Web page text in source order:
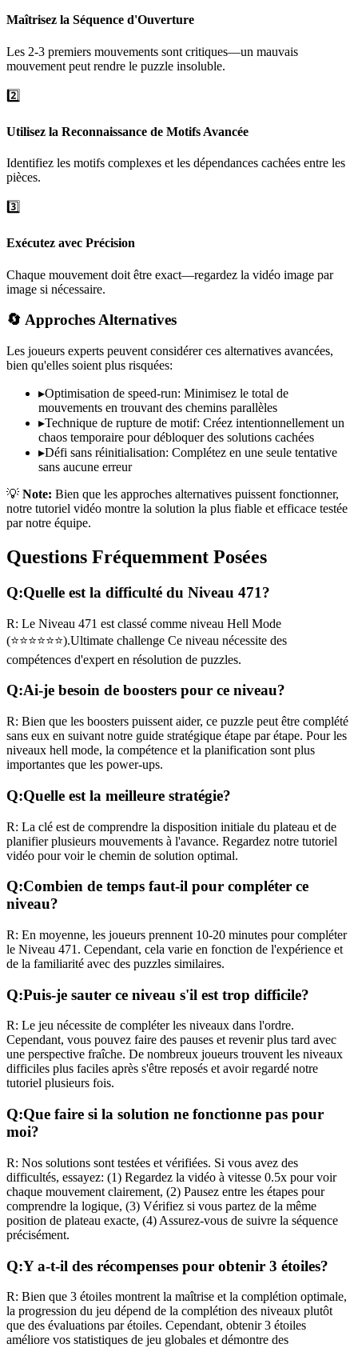
Maîtrisez la Séquence d'Ouverture
Les 2-3 premiers mouvements sont critiques—un mauvais
mouvement peut rendre le puzzle insoluble.
2️⃣
Utilisez la Reconnaissance de Motifs Avancée
Identifiez les motifs complexes et les dépendances cachées entre les
pièces.
3️⃣
Exécutez avec Précision
Chaque mouvement doit être exact—regardez la vidéo image par
image si nécessaire.
🔄 Approches Alternatives
Les joueurs experts peuvent considérer ces alternatives avancées,
bien qu'elles soient plus risquées:
▸Optimisation de speed-run: Minimisez le total de
mouvements en trouvant des chemins parallèles
▸Technique de rupture de motif: Créez intentionnellement un
chaos temporaire pour débloquer des solutions cachées
▸Défi sans réinitialisation: Complétez en une seule tentative
sans aucune erreur
💡 Note: Bien que les approches alternatives puissent fonctionner,
notre tutoriel vidéo montre la solution la plus fiable et efficace testée
par notre équipe.
Questions Fréquemment Posées
Q:Quelle est la difficulté du Niveau 471?
R: Le Niveau 471 est classé comme niveau Hell Mode
(⭐⭐⭐⭐⭐⭐).Ultimate challenge Ce niveau nécessite des
compétences d'expert en résolution de puzzles.
Q:Ai-je besoin de boosters pour ce niveau?
R: Bien que les boosters puissent aider, ce puzzle peut être complété
sans eux en suivant notre guide stratégique étape par étape. Pour les
niveaux hell mode, la compétence et la planification sont plus
importantes que les power-ups.
Q:Quelle est la meilleure stratégie?
R: La clé est de comprendre la disposition initiale du plateau et de
planifier plusieurs mouvements à l'avance. Regardez notre tutoriel
vidéo pour voir le chemin de solution optimal.
Q:Combien de temps faut-il pour compléter ce
niveau?
R: En moyenne, les joueurs prennent 10-20 minutes pour compléter
le Niveau 471 . Cependant, cela varie en fonction de l'expérience et
de la familiarité avec des puzzles similaires.
Q:Puis-je sauter ce niveau s'il est trop difficile?
R: Le jeu nécessite de compléter les niveaux dans l'ordre.
Cependant, vous pouvez faire des pauses et revenir plus tard avec
une perspective fraîche. De nombreux joueurs trouvent les niveaux
difficiles plus faciles après s'être reposés et avoir regardé notre
tutoriel plusieurs fois.
Q:Que faire si la solution ne fonctionne pas pour
moi?
R: Nos solutions sont testées et vérifiées. Si vous avez des
difficultés, essayez: (1) Regardez la vidéo à vitesse 0.5x pour voir
chaque mouvement clairement, (2) Pausez entre les étapes pour
comprendre la logique, (3) Vérifiez si vous partez de la même
position de plateau exacte, (4) Assurez-vous de suivre la séquence
précisément.
Q:Y a-t-il des récompenses pour obtenir 3 étoiles?
R: Bien que 3 étoiles montrent la maîtrise et la complétion optimale,
la progression du jeu dépend de la complétion des niveaux plutôt
que des évaluations par étoiles. Cependant, obtenir 3 étoiles
améliore vos statistiques de jeu globales et démontre des